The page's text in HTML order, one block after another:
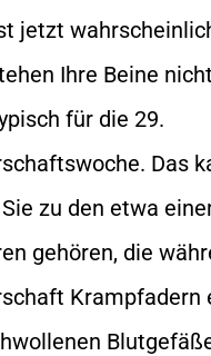
jetzt
Ihre Beine
für die 29.
Das
zu den etwa
gehören, die
Krampfadern